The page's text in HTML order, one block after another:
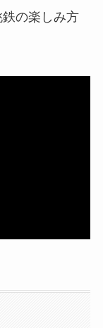
の楽しみ方